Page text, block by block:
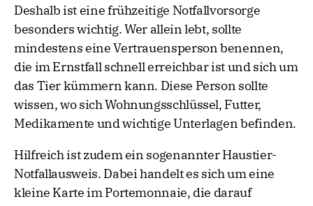
Deshalb ist eine frühzeitige Notfallvorsorge
besonders wichtig. Wer allein lebt, sollte
mindestens eine Vertrauensperson benennen,
die im Ernstfall schnell erreichbar ist und sich um
das Tier kümmern kann. Diese Person sollte
wissen, wo sich Wohnungsschlüssel, Futter,
Medikamente und wichtige Unterlagen befinden.
Hilfreich ist zudem ein sogenannter Haustier-
Notfallausweis. Dabei handelt es sich um eine
kleine Karte im Portemonnaie, die darauf